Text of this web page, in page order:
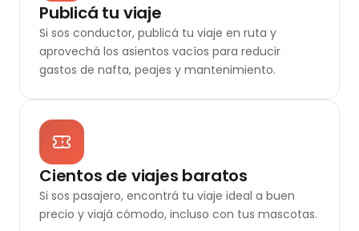
Publicá tu viaje
Si sos conductor, publicá tu viaje en ruta y
aprovechá los asientos vacíos para reducir
gastos de nafta, peajes y mantenimiento.
Cientos de viajes baratos
Si sos pasajero, encontrá tu viaje ideal a buen
precio y viajá cómodo, incluso con tus mascotas.